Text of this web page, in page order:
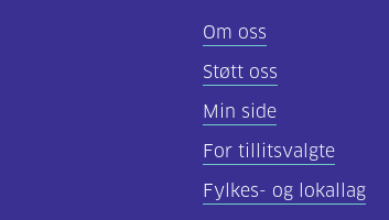
Om oss
Støtt oss
Min side
For tillitsvalgte
Fylkes- og lokallag